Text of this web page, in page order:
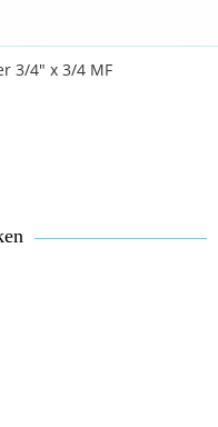
3/4" x 3/4 MF